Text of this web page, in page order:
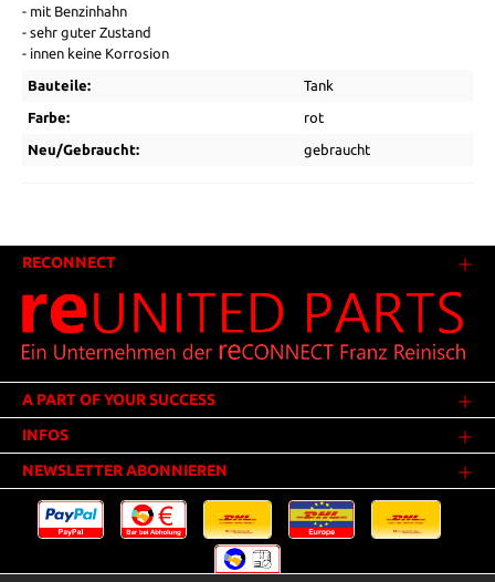
- mit Benzinhahn
- sehr guter Zustand
- innen keine Korrosion
Bauteile: Tank
Farbe: rot
Neu/Gebraucht: gebraucht
RECONNECT
A PART OF YOUR SUCCESS
INFOS
NEWSLETTER ABONNIEREN